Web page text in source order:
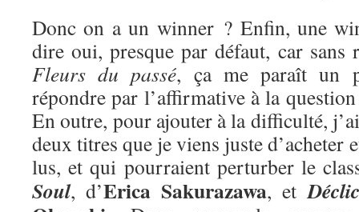
Donc on a un winner ? Enfin, une
dire oui, presque par défaut, car sans
Fleurs du passé, ça me paraît un
répondre par l’affirmative à la
En outre, pour ajouter à la difficulté,
deux titres que je viens juste d’acheter
lus, et qui pourraient perturber le
Soul, d’Erica Sakurazawa, et